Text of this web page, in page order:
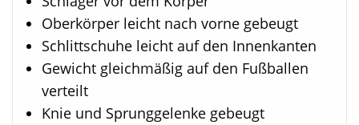
Oberkörper leicht nach vorne gebeugt
Schlittschuhe leicht auf den Innenkanten
Gewicht gleichmäßig auf den Fußballen
verteilt
Knie und Sprunggelenke gebeugt